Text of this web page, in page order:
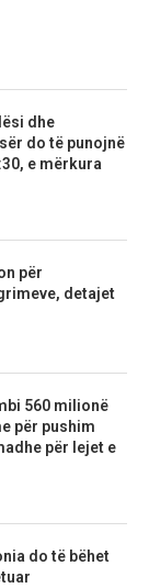
dhe
do të punojnë
e mërkura
për
detajet
560 milionë
për pushim
për lejet e
do të bëhet